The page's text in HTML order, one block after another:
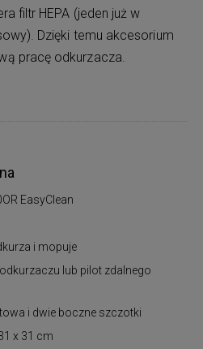
filtr HEPA (jeden już w
Dzięki temu akcesorium
pracę odkurzacza.
EasyClean
i mopuje
lub pilot zdalnego
i dwie boczne szczotki
x 31 cm